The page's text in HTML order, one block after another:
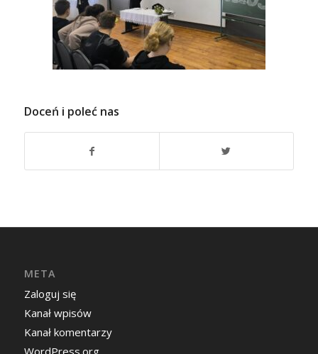
Doceń i poleć nas
META
Zaloguj się
Kanał wpisów
Kanał komentarzy